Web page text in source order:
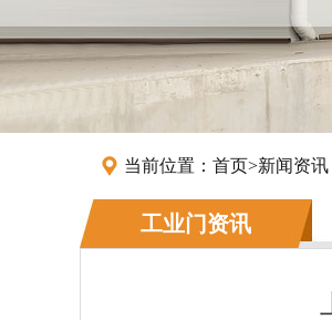
当前位置： 首页>新闻资讯
工业门资讯